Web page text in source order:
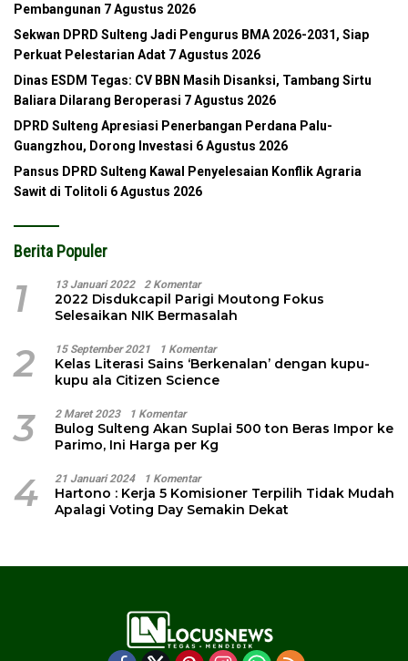
Pembangunan 7 Agustus 2026
Sekwan DPRD Sulteng Jadi Pengurus BMA 2026-2031, Siap
Perkuat Pelestarian Adat 7 Agustus 2026
Dinas ESDM Tegas: CV BBN Masih Disanksi, Tambang Sirtu
Baliara Dilarang Beroperasi 7 Agustus 2026
DPRD Sulteng Apresiasi Penerbangan Perdana Palu-
Guangzhou, Dorong Investasi 6 Agustus 2026
Pansus DPRD Sulteng Kawal Penyelesaian Konflik Agraria
Sawit di Tolitoli 6 Agustus 2026
Berita Populer
1 13 Januari 2022 2 Komentar
2022 Disdukcapil Parigi Moutong Fokus
Selesaikan NIK Bermasalah
2 15 September 2021 1 Komentar
Kelas Literasi Sains ‘Berkenalan’ dengan kupu-
kupu ala Citizen Science
3 2 Maret 2023 1 Komentar
Bulog Sulteng Akan Suplai 500 ton Beras Impor ke
Parimo, Ini Harga per Kg
4 21 Januari 2024 1 Komentar
Hartono : Kerja 5 Komisioner Terpilih Tidak Mudah
Apalagi Voting Day Semakin Dekat